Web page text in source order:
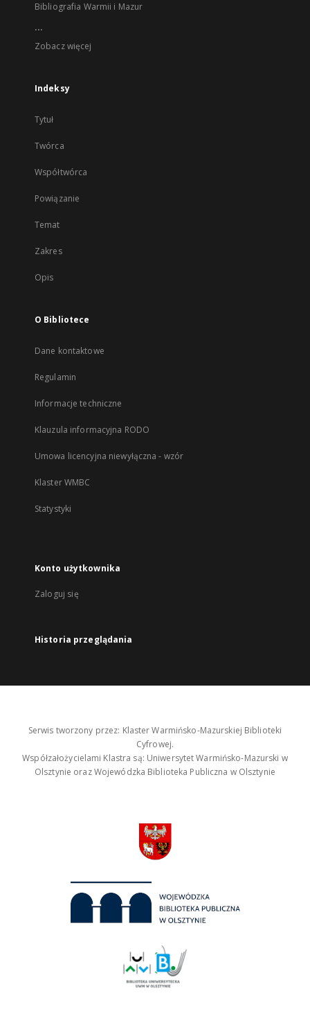
Bibliografia Warmii i Mazur
...
Zobacz więcej
Indeksy
Tytuł
Twórca
Współtwórca
Powiązanie
Temat
Zakres
Opis
O Bibliotece
Dane kontaktowe
Regulamin
Informacje techniczne
Klauzula informacyjna RODO
Umowa licencyjna niewyłączna - wzór
Klaster WMBC
Statystyki
Konto użytkownika
Zaloguj się
Historia przeglądania
Serwis tworzony przez: Klaster Warmińsko-Mazurskiej Biblioteki
Cyfrowej.
Współzałożycielami Klastra są: Uniwersytet Warmińsko-Mazurski w
Olsztynie oraz Wojewódzka Biblioteka Publiczna w Olsztynie